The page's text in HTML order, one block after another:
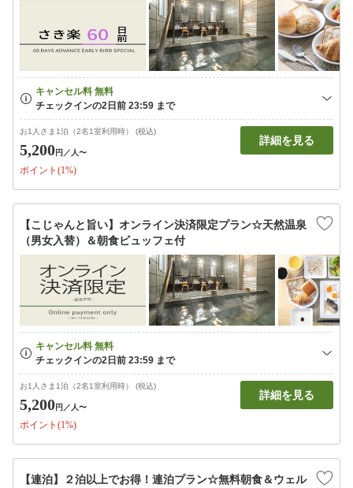
お1人さま1泊（2名1室利用時） (税込)
5,200円 ／人〜
ポイント(1%)
詳細を見る
【こじゃんと旨い】オンライン決済限定プラン☆天然温泉
（男女入替）＆朝食ビュッフェ付
お1人さま1泊（2名1室利用時） (税込)
5,200円 ／人〜
ポイント(1%)
詳細を見る
【連泊】２泊以上でお得！連泊プラン☆無料朝食＆ウェル